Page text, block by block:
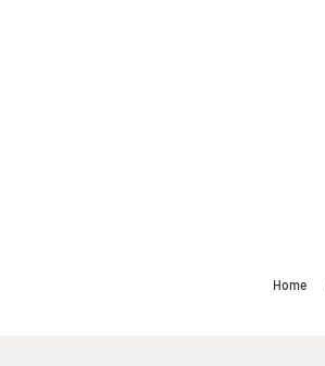
Home